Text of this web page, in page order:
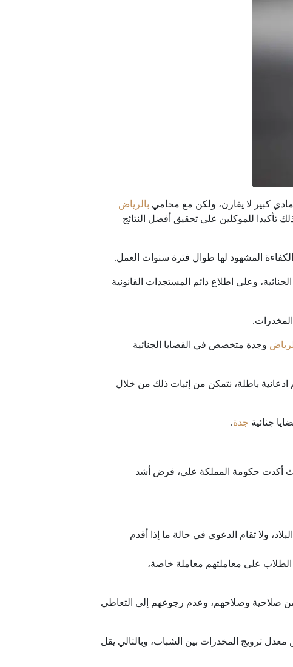
كبير لا يقارن، ولكن مع محامي بالرياض
تأكيدا للموكلين على تحقيق أفضل النتائج
المشهود لها طوال فترة سنوات العمل.
وعلى اطلاع دائم المستجدات القانونية
وجدة متخصص في القضايا الجنائية
ادعائية باطلة، نتمكن من إثبات ذلك من خلال
جنائية جدة.
حيث أكدت حكومة المملكة على، فرض أشد
ولا تقام الدعوى في حالة ما إذا أقدم
على معاملتهم معاملة خاصة،
من صلاحية وصلاحهم، وعدم رجوعهم إلى التعاطي
ترويج المخدرات بين الشباب، وبالتالي يقل